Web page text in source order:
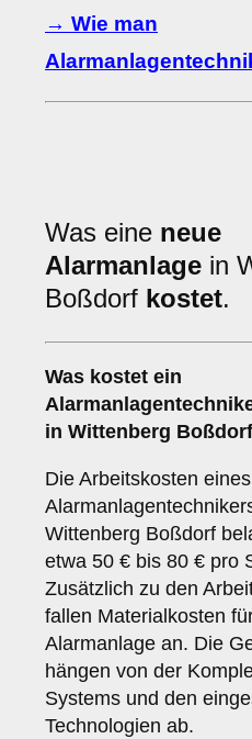
→ Wie man
Was eine neue
Alarmanlage in
Boßdorf kostet.
Was kostet ein
in Wittenberg
Die Arbeitskosten eines
Wittenberg Boßdorf
etwa 50 € bis 80 € pro
Zusätzlich zu den
fallen Materialkosten
Alarmanlage an. Die
hängen von der
Systems und den
Technologien ab.